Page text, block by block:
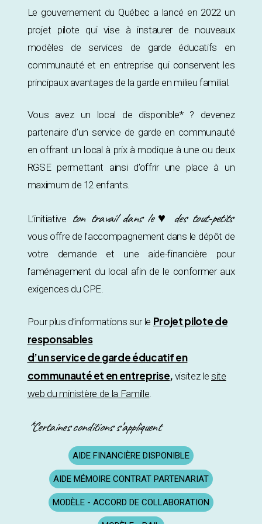
Le gouvernement du Québec a lancé en 2022 un
projet pilote qui vise à instaurer de nouveaux
modèles de services de garde éducatifs en
communauté et en entreprise qui conservent les
principaux avantages de la garde en milieu familial.
Vous avez un local de disponible* ? devenez
partenaire d’un service de garde en communauté
en offrant un local à prix à modique à une ou deux
RGSE permettant ainsi d’offrir une place à un
maximum de 12 enfants.
L’initiative ton travail dans le ♥ des tout-petits
vous offre de l’accompagnement dans le dépôt de
votre demande et une aide-financière pour
l’aménagement du local afin de le conformer aux
exigences du CPE.
Pour plus d’informations sur le Projet pilote de
responsables
d’un service de garde éducatif en
communauté et en entreprise, visitez le site
web du ministère de la Famille.
*Certaines conditions s’appliquent
AIDE FINANCIÈRE DISPONIBLE
AIDE MÉMOIRE CONTRAT PARTENARIAT
MODÈLE - ACCORD DE COLLABORATION